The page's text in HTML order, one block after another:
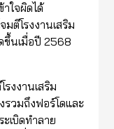
ใจผิดได้
ตีโรงงานเสริม
ขึ้นเมื่อปี 2568
รงงานเสริม
รวมถึงฟอร์โดและ
เบิดทำลาย